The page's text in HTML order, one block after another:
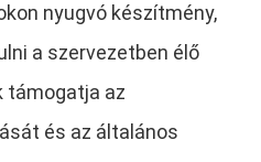
nyugvó készítmény,
a szervezetben élő
támogatja az
és az általános